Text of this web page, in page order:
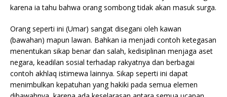
karena ia tahu bahwa orang sombong tidak akan masuk surga.
Orang seperti ini (Umar) sangat disegani oleh kawan
(bawahan) mapun lawan. Bahkan ia menjadi contoh ketegasan
menentukan sikap benar dan salah, kedisiplinan menjaga aset
negara, keadilan sosial terhadap rakyatnya dan berbagai
contoh akhlaq istimewa lainnya. Sikap seperti ini dapat
menimbulkan kepatuhan yang hakiki pada semua elemen